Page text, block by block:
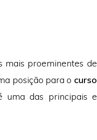
mais proeminentes de
posição para o curso
uma das principais e